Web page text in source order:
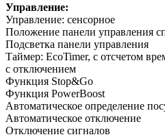
Управление:
Управление: сенсорное
Положение панели управления
Подсветка панели управления
Таймер: EcoTimer, с отсчетом
с отключением
Функция Stop&Go
Функция PowerBoost
Автоматическое определение
Автоматическое отключение
Отключение сигналов